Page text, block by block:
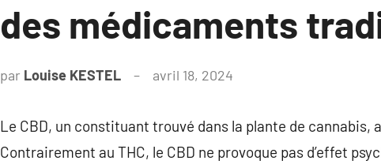
des médicaments
par Louise KESTEL avril 18, 2024
Le CBD, un constituant trouvé dans la plante de cannabis,
Contrairement au THC, le CBD ne provoque pas d’effet